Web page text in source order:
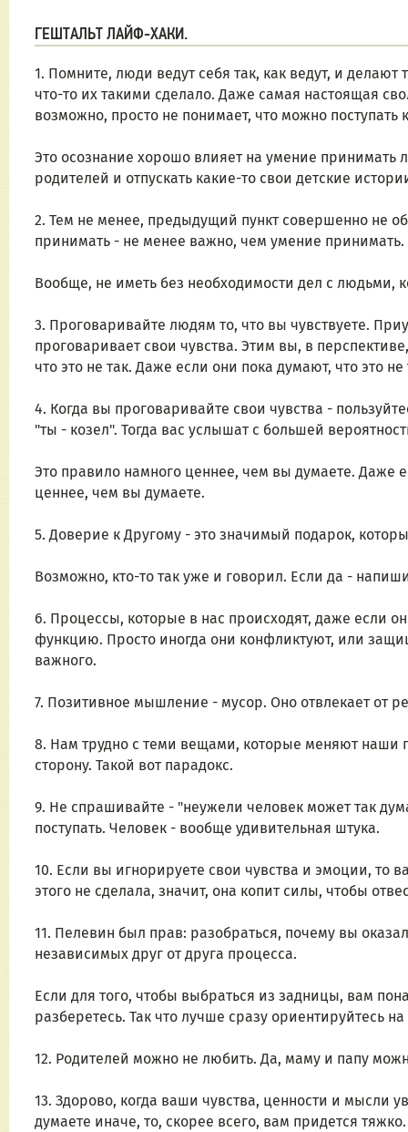
ГЕШТАЛЬТ ЛАЙФ-ХАКИ.
1. Помните, люди ведут себя так, как ведут, и делают
что-то их такими сделало. Даже самая настоящая
возможно, просто не понимает, что можно поступать
Это осознание хорошо влияет на умение
родителей и отпускать какие-то свои детские
2. Тем не менее, предыдущий пункт совершенно не
принимать - не менее важно, чем умение принимать.
Вообще, не иметь без необходимости дел с людьми,
3. Проговаривайте людям то, что вы чувствуете.
проговаривает свои чувства. Этим вы, в
что это не так. Даже если они пока думают, что это не
4. Когда вы проговаривайте свои чувства -
"ты - козел". Тогда вас услышат с большей
Это правило намного ценнее, чем вы думаете. Даже
ценнее, чем вы думаете.
5. Доверие к Другому - это значимый подарок,
Возможно, кто-то так уже и говорил. Если да -
6. Процессы, которые в нас происходят, даже если
функцию. Просто иногда они конфликтуют, или
важного.
7. Позитивное мышление - мусор. Оно отвлекает от
8. Нам трудно с теми вещами, которые меняют наши
сторону. Такой вот парадокс.
9. Не спрашивайте - "неужели человек может так
поступать. Человек - вообще удивительная штука.
10. Если вы игнорируете свои чувства и эмоции, то
этого не сделала, значит, она копит силы, чтобы
11. Пелевин был прав: разобраться, почему вы
независимых друг от друга процесса.
Если для того, чтобы выбраться из задницы, вам
разберетесь. Так что лучше сразу ориентируйтесь
12. Родителей можно не любить. Да, маму и папу
13. Здорово, когда ваши чувства, ценности и мысли
думаете иначе, то, скорее всего, вам придется тяжко.